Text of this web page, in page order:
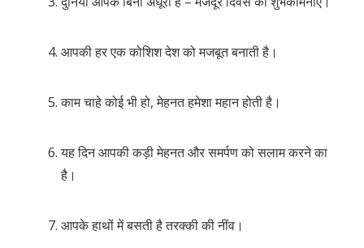
आपकी हर एक कोशिश देश को मजबूत बनाती है।
काम चाहे कोई भी हो, मेहनत हमेशा महान होती है।
यह दिन आपकी कड़ी मेहनत और समर्पण को सलाम करने का
है।
आपके हाथों में बसती है तरक्की की नींव।